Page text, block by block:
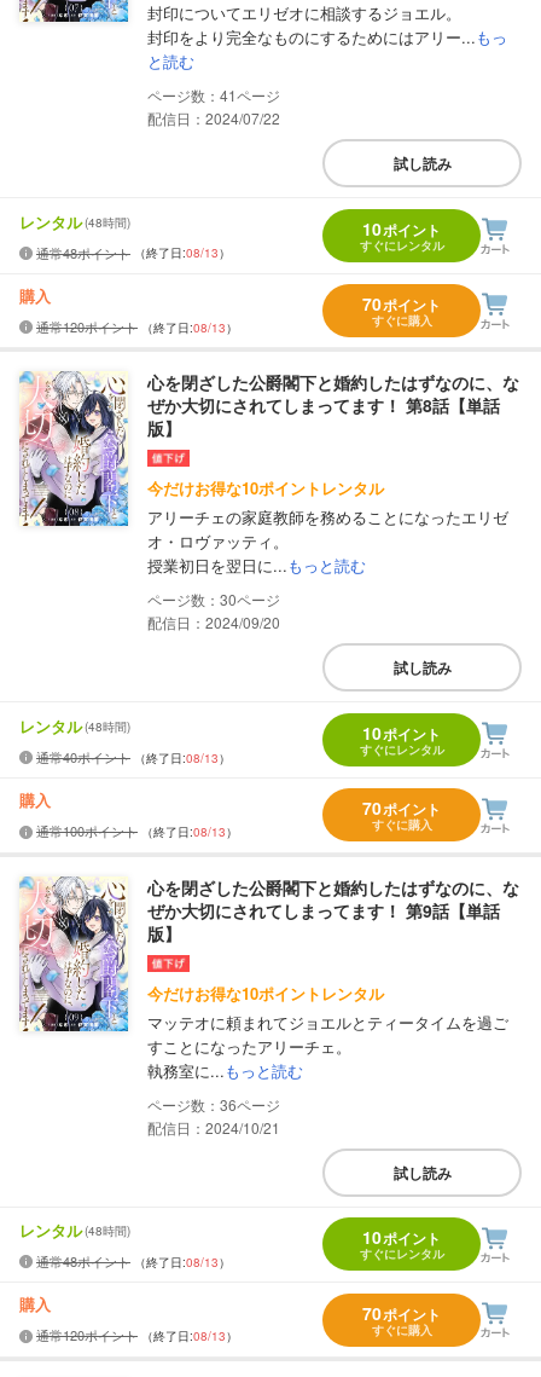
封印についてエリゼオに相談するジョエル。
封印をより完全なものにするためにはアリー...もっ
と読む
41
配信日：2024/07/22
試し読み
レンタル(48時間)
通常48ポイント （終了日:08/13）
10ポイント
すぐにレンタル
購入
通常120ポイント （終了日:08/13）
70ポイント
すぐに購入
心を閉ざした公爵閣下と婚約したはずなのに、な
ぜか大切にされてしまってます！ 第8話【単話
版】
今だけお得な10ポイントレンタル
アリーチェの家庭教師を務めることになったエリゼ
オ・ロヴァッティ。
授業初日を翌日に...もっと読む
30
配信日：2024/09/20
試し読み
レンタル(48時間)
通常40ポイント （終了日:08/13）
10ポイント
すぐにレンタル
購入
通常100ポイント （終了日:08/13）
70ポイント
すぐに購入
心を閉ざした公爵閣下と婚約したはずなのに、な
ぜか大切にされてしまってます！ 第9話【単話
版】
今だけお得な10ポイントレンタル
マッテオに頼まれてジョエルとティータイムを過ご
すことになったアリーチェ。
執務室に...もっと読む
36
配信日：2024/10/21
試し読み
レンタル(48時間)
通常48ポイント （終了日:08/13）
10ポイント
すぐにレンタル
購入
通常120ポイント （終了日:08/13）
70ポイント
すぐに購入